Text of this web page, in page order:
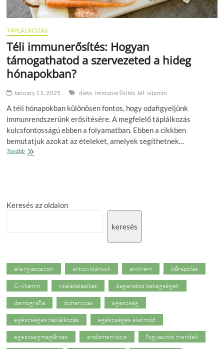
TÁPLÁLKOZÁS
Téli immunerősítés: Hogyan
támogathatod a szervezeted a hideg
hónapokban?
January 11, 2025 diéta immunerősítés tél vitamin
A téli hónapokban különösen fontos, hogy odafigyeljünk
immunrendszerünk erősítésére. A megfelelő táplálkozás
kulcsfontosságú ebben a folyamatban. Ebben a cikkben
bemutatjuk azokat az ételeket, amelyek segíthetnek…
TovábbTéli
a
hideg
Keresés az oldalon
keresés
allergiaszezon antioxidánsok arckrém bőrápolás
C-vitamin családalapítás daganatos betegségek
demográfia dohányzás egészség
egészséges táplálkozás egészséges életmód
egészségmegőrzés endometriózis fogyasztói trendek